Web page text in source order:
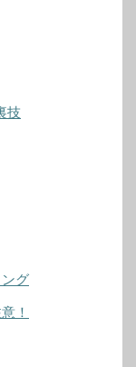
技
グ
！